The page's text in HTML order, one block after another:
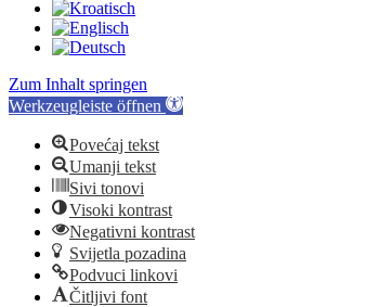
Zum Inhalt springen
Werkzeugleiste öffnen
Povećaj tekst
Umanji tekst
Sivi tonovi
Visoki kontrast
Negativni kontrast
Svijetla pozadina
Podvuci linkovi
Čitljivi font